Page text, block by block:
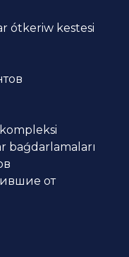
ótkeriw kestesi
baǵdarlamaları
от